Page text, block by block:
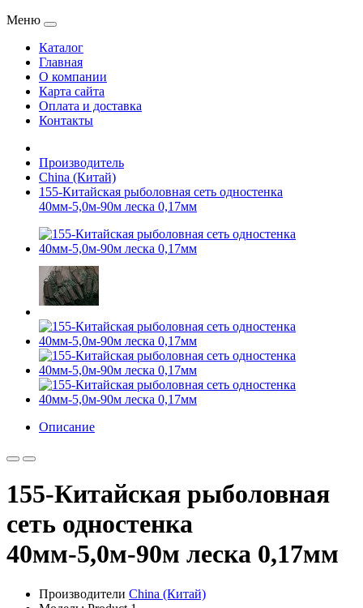
Меню
Каталог
Главная
О компании
Карта сайта
Оплата и доставка
Контакты
Производитель
China (Китай)
155-Китайская рыболовная сеть одностенка
40мм-5,0м-90м леска 0,17мм
Описание
155-Китайская рыболовная
сеть одностенка
40мм-5,0м-90м леска 0,17мм
Производители China (Китай)